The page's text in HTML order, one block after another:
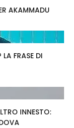
AKAMMADU
FRASE DI
INNESTO: